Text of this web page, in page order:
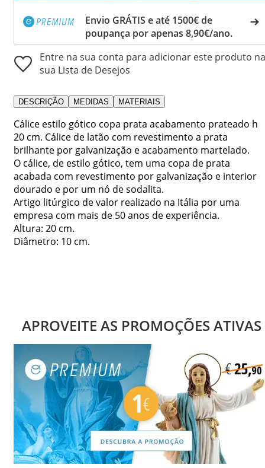
Envio GRÁTIS e até 1500€ de
poupança por apenas 8,90€/ano.
Entre na sua conta para adicionar este produto na
sua Lista de Desejos
DESCRIÇÃO MEDIDAS MATERIAIS
Cálice estilo gótico copa prata acabamento prateado h
20 cm. Cálice de latão com revestimento a prata
brilhante por galvanização e acabamento martelado.
O cálice, de estilo gótico, tem uma copa de prata
acabada com revestimento por galvanização e interior
dourado e por um nó de sodalita.
Artigo litúrgico de valor realizado na Itália por uma
empresa com mais de 50 anos de experiência.
Altura: 20 cm.
Diâmetro: 10 cm.
APROVEITE AS PROMOÇÕES ATIVAS